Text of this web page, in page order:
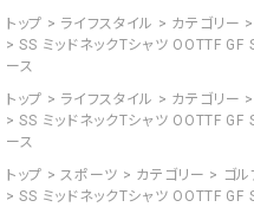
トップ
ライフスタイル カテゴリー
SS ミッドネックTシャツ OOTTF
ース
トップ
ライフスタイル カテゴリー
SS ミッドネックTシャツ OOTTF
ース
トップ
スポーツ カテゴリー ゴル
SS ミッドネックTシャツ OOTTF